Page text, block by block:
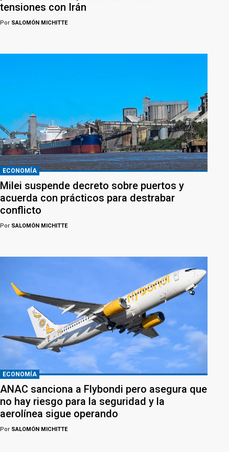
tensiones con Irán
Por SALOMÓN MICHITTE
ECONOMÍA
Milei suspende decreto sobre puertos y
acuerda con prácticos para destrabar
conflicto
Por SALOMÓN MICHITTE
ECONOMÍA
ANAC sanciona a Flybondi pero asegura que
no hay riesgo para la seguridad y la
aerolínea sigue operando
Por SALOMÓN MICHITTE